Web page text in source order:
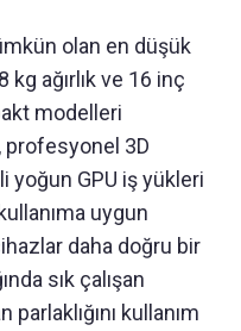
olan en düşük
kg ağırlık ve 16 inç
modelleri
profesyonel 3D
yoğun GPU iş yükleri
uygun
daha doğru bir
sık çalışan
parlaklığını kullanım